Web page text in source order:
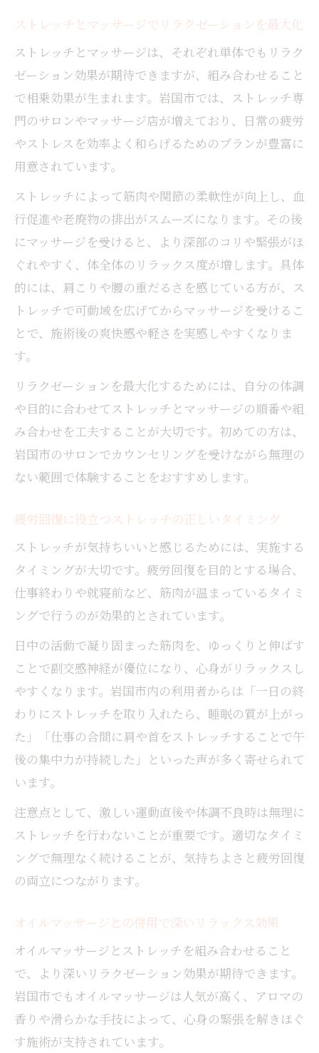
ストレッチとマッサージでリラクゼーションを最大化
ストレッチとマッサージは、それぞれ単体でもリラク
ゼーション効果が期待できますが、組み合わせること
で相乗効果が生まれます。岩国市では、ストレッチ専
門のサロンやマッサージ店が増えており、日常の疲労
やストレスを効率よく和らげるためのプランが豊富に
用意されています。
ストレッチによって筋肉や関節の柔軟性が向上し、血
行促進や老廃物の排出がスムーズになります。その後
にマッサージを受けると、より深部のコリや緊張がほ
ぐれやすく、体全体のリラックス度が増します。具体
的には、肩こりや腰の重だるさを感じている方が、ス
トレッチで可動域を広げてからマッサージを受けるこ
とで、施術後の爽快感や軽さを実感しやすくなりま
す。
リラクゼーションを最大化するためには、自分の体調
や目的に合わせてストレッチとマッサージの順番や組
み合わせを工夫することが大切です。初めての方は、
岩国市のサロンでカウンセリングを受けながら無理の
ない範囲で体験することをおすすめします。
疲労回復に役立つストレッチの正しいタイミング
ストレッチが気持ちいいと感じるためには、実施する
タイミングが大切です。疲労回復を目的とする場合、
仕事終わりや就寝前など、筋肉が温まっているタイミ
ングで行うのが効果的とされています。
日中の活動で凝り固まった筋肉を、ゆっくりと伸ばす
ことで副交感神経が優位になり、心身がリラックスし
やすくなります。岩国市内の利用者からは「一日の終
わりにストレッチを取り入れたら、睡眠の質が上がっ
た」「仕事の合間に肩や首をストレッチすることで午
後の集中力が持続した」といった声が多く寄せられて
います。
注意点として、激しい運動直後や体調不良時は無理に
ストレッチを行わないことが重要です。適切なタイミ
ングで無理なく続けることが、気持ちよさと疲労回復
の両立につながります。
オイルマッサージとの併用で深いリラックス効果
オイルマッサージとストレッチを組み合わせること
で、より深いリラクゼーション効果が期待できます。
岩国市でもオイルマッサージは人気が高く、アロマの
香りや滑らかな手技によって、心身の緊張を解きほぐ
す施術が支持されています。